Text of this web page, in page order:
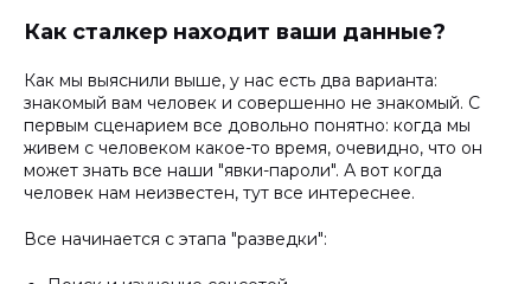
Как сталкер находит ваши данные?
Как мы выяснили выше, у нас есть два варианта:
знакомый вам человек и совершенно не знакомый. С
первым сценарием все довольно понятно: когда мы
живем с человеком какое-то время, очевидно, что он
может знать все наши "явки-пароли". А вот когда
человек нам неизвестен, тут все интереснее.
Все начинается с этапа "разведки":